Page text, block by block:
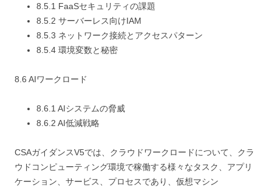
8.5.1 FaaSセキュリティの課題
8.5.2 サーバーレス向けIAM
8.5.3 ネットワーク接続とアクセスパターン
8.5.4 環境変数と秘密
8.6 AIワークロード
8.6.1 AIシステムの脅威
8.6.2 AI低減戦略
CSAガイダンスV5では、クラウドワークロードについて、クラ
ウドコンピューティング環境で稼働する様々なタスク、アプリ
ケーション、サービス、プロセスであり、仮想マシン